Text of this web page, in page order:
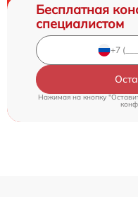
Бесплатная
специалистом
Нажимая на кнопку